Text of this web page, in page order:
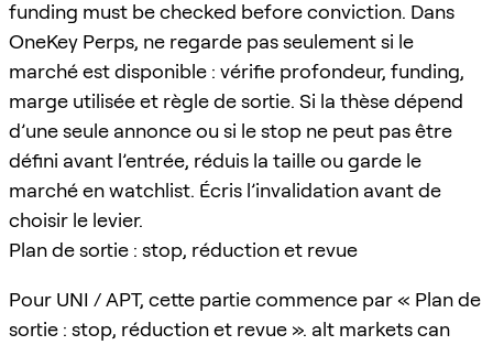
funding must be checked before conviction. Dans
OneKey Perps, ne regarde pas seulement si le
marché est disponible : vérifie profondeur, funding,
marge utilisée et règle de sortie. Si la thèse dépend
d’une seule annonce ou si le stop ne peut pas être
défini avant l’entrée, réduis la taille ou garde le
marché en watchlist. Écris l’invalidation avant de
choisir le levier.
Plan de sortie : stop, réduction et revue
Pour UNI / APT, cette partie commence par « Plan de
sortie : stop, réduction et revue ». alt markets can